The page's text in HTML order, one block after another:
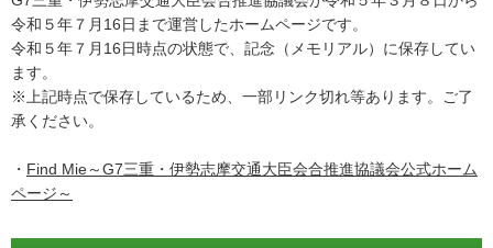
令和５年７月16日まで運営したホームページです。
令和５年７月16日時点の状態で、記念（メモリアル）に保存してい
ます。
※上記時点で保存しているため、一部リンク切れ等あります。ご了
承ください。
・ Find Mie～G7三重・伊勢志摩交通大臣会合推進協議会公式ホーム
ページ～